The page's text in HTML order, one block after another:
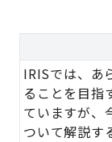
IRISでは、あ
ることを目指
ていますが、
ついて解説す